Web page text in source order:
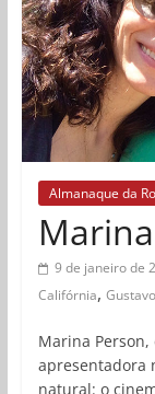
Almanaque da
9 de janeiro de
Califórnia,
Marina
apresentadora
natural: o